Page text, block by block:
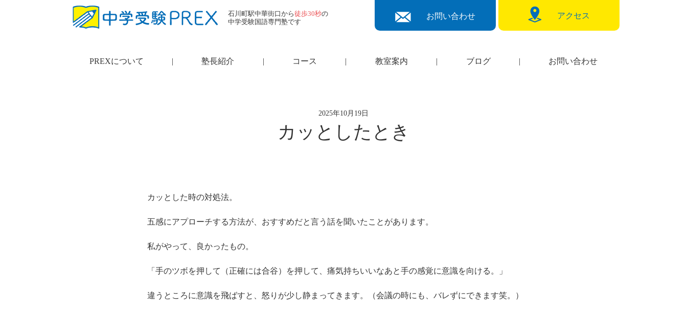
石川町駅中華街口から徒歩30秒の
中学受験国語専門塾です
お問い合わせ アクセス
PREXについて | 塾長紹介 | コース | 教室案内 | ブログ | お問い合わせ
2025年10月19日
カッとしたとき
カッとした時の対処法。
五感にアプローチする方法が、おすすめだと言う話を聞いたことがあります。
私がやって、良かったもの。
「手のツボを押して（正確には合谷）を押して、痛気持ちいいなあと手の感覚に意識を向ける。」
違うところに意識を飛ばすと、怒りが少し静まってきます。（会議の時にも、バレずにできます笑。）